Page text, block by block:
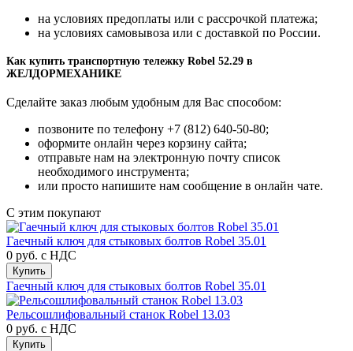
на условиях предоплаты или с рассрочкой платежа;
на условиях самовывоза или с доставкой по России.
Как купить транспортную тележку Robel 52.29 в
ЖЕЛДОРМЕХАНИКЕ
Сделайте заказ любым удобным для Вас способом:
позвоните по телефону +7 (812) 640-50-80;
оформите онлайн через корзину сайта;
отправьте нам на электронную почту список
необходимого инструмента;
или просто напишите нам сообщение в онлайн чате.
С этим покупают
Гаечный ключ для стыковых болтов Robel 35.01
0 руб. с НДС
Купить
Гаечный ключ для стыковых болтов Robel 35.01
Рельсошлифовальный станок Robel 13.03
0 руб. с НДС
Купить